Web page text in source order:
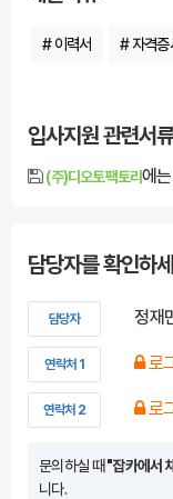
# 이력서 # 자격증
입사지원 관련서류
(주)디오토팩토리에
담당자를 확인하
담당자 정재
연락처 1 로
연락처 2 로
문의하실 때"잡카에서
니다.